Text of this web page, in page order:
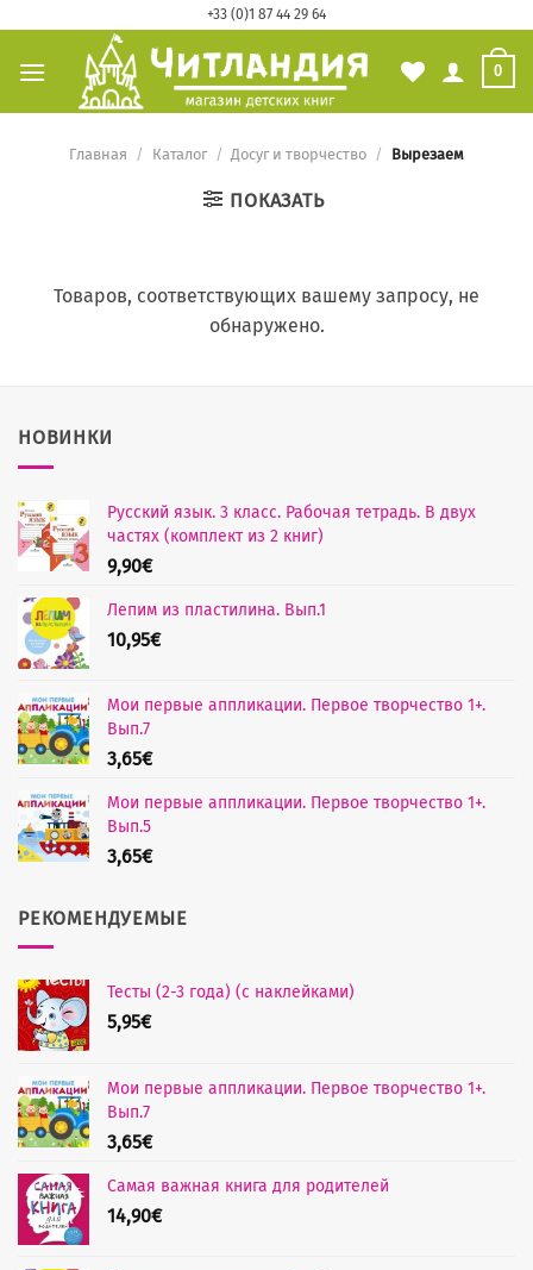
content
+33 (0)1 87 44 29 64
0
Главная / Каталог / Досуг и творчество / Вырезаем
ПОКАЗАТЬ
Товаров, соответствующих вашему запросу, не
обнаружено.
НОВИНКИ
Русский язык. 3 класс. Рабочая тетрадь. В двух
частях (комплект из 2 книг)
9,90€
Лепим из пластилина. Вып.1
10,95€
Мои первые аппликации. Первое творчество 1+.
Вып.7
3,65€
Мои первые аппликации. Первое творчество 1+.
Вып.5
3,65€
РЕКОМЕНДУЕМЫЕ
Тесты (2-3 года) (с наклейками)
5,95€
Мои первые аппликации. Первое творчество 1+.
Вып.7
3,65€
Самая важная книга для родителей
14,90€